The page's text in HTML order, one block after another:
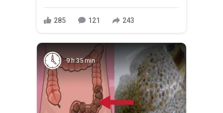
285 121 243
9 h 35 min